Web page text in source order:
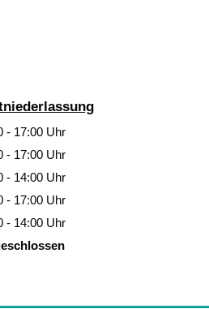
- 17:00 Uhr
- 17:00 Uhr
- 14:00 Uhr
- 17:00 Uhr
- 14:00 Uhr